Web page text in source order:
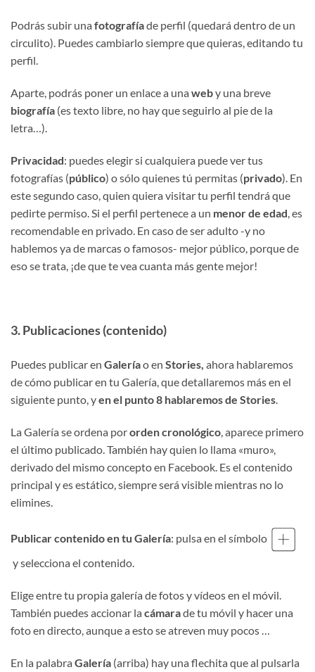
Podrás subir una fotografíade perfil (quedará dentro de un
circulito). Puedes cambiarlo siempre que quieras, editando tu
perfil.
Aparte, podrás poner un enlace a una weby una breve
biografía (es texto libre, no hay que seguirlo al pie de la
letra…).
Privacidad: puedes elegir si cualquiera puede ver tus
fotografías (público) o sólo quienes tú permitas (privado). En
este segundo caso, quien quiera visitar tu perfil tendrá que
pedirte permiso. Si el perfil pertenece a un menor de edad , es
recomendable en privado. En caso de ser adulto -y no
hablemos ya de marcas o famosos- mejor público, porque de
eso se trata, ¡de que te vea cuanta más gente mejor!
3. Publicaciones (contenido)
Puedes publicar en Galeríao en Stories, ahora hablaremos
de cómo publicar en tu Galería, que detallaremos más en el
siguiente punto, yen el punto 8 hablaremos de Stories.
La Galería se ordena pororden cronológico, aparece primero
el último publicado. También hay quien lo llama «muro»,
derivado del mismo concepto en Facebook. Es el contenido
principal y es estático, siempre será visible mientras no lo
elimines.
Publicar contenido en tu Galería: pulsa en el símbolo
y selecciona el contenido.
Elige entre tu propia galería de fotos y vídeos en el móvil.
También puedes accionar la cámarade tu móvil y hacer una
foto en directo, aunque a esto se atreven muy pocos …
En la palabra Galería (arriba) hay una flechita que al pulsarla